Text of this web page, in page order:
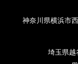
神奈川県横浜市
埼玉県越